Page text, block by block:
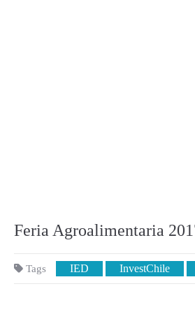
Feria Agroalimentaria
Tags IED InvestChile